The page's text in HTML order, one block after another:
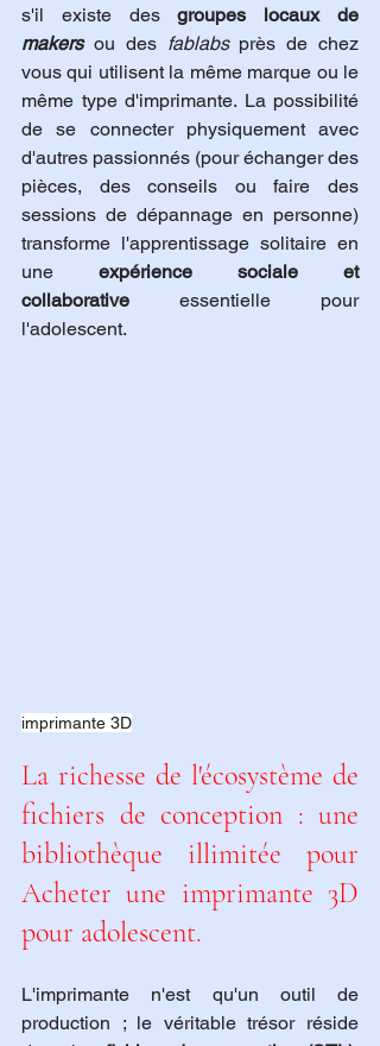
s'il existe des
makers ou des fablabs près de chez
vous qui utilisent la même marque ou le
même type d'imprimante. La possibilité
de se connecter physiquement avec
d'autres passionnés (pour échanger des
pièces, des conseils ou faire des
sessions de dépannage en personne)
transforme l'apprentissage solitaire en
une expérience sociale et
collaborative essentielle pour
l'adolescent.
imprimante 3D
La richesse de l'écosystème de
fichiers de conception : une
bibliothèque illimitée pour
Acheter une imprimante 3D
pour adolescent.
L'imprimante n'est qu'un outil de
production ; le véritable trésor réside